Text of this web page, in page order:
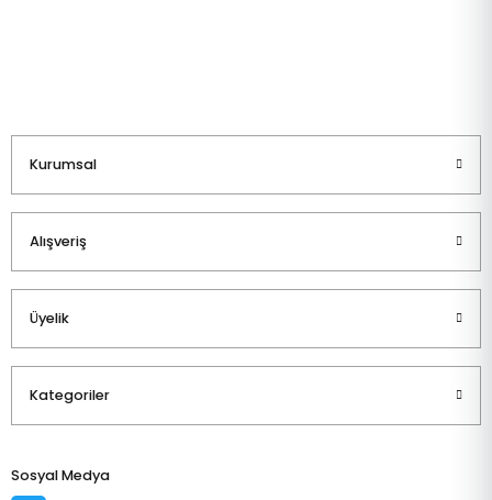
Kurumsal
Alışveriş
Üyelik
Kategoriler
Sosyal Medya